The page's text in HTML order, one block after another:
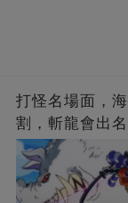
打怪名場面，
割，斬龍會出名